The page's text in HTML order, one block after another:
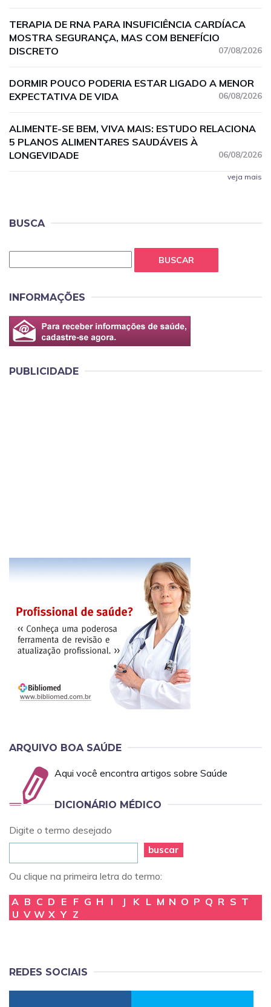
TERAPIA DE RNA PARA INSUFICIÊNCIA CARDÍACA
MOSTRA SEGURANÇA, MAS COM BENEFÍCIO
DISCRETO
07/08/2026
DORMIR POUCO PODERIA ESTAR LIGADO A MENOR
EXPECTATIVA DE VIDA
06/08/2026
ALIMENTE-SE BEM, VIVA MAIS: ESTUDO RELACIONA
5 PLANOS ALIMENTARES SAUDÁVEIS À
LONGEVIDADE
06/08/2026
veja mais
BUSCA
BUSCAR
INFORMAÇÕES
PUBLICIDADE
ARQUIVO BOA SAÚDE
Aqui você encontra artigos sobre Saúde
DICIONÁRIO MÉDICO
Digite o termo desejado
buscar
Ou clique na primeira letra do termo:
A B C D E F G H I J K L M N O P Q R S T
U V W X Y Z
REDES SOCIAIS